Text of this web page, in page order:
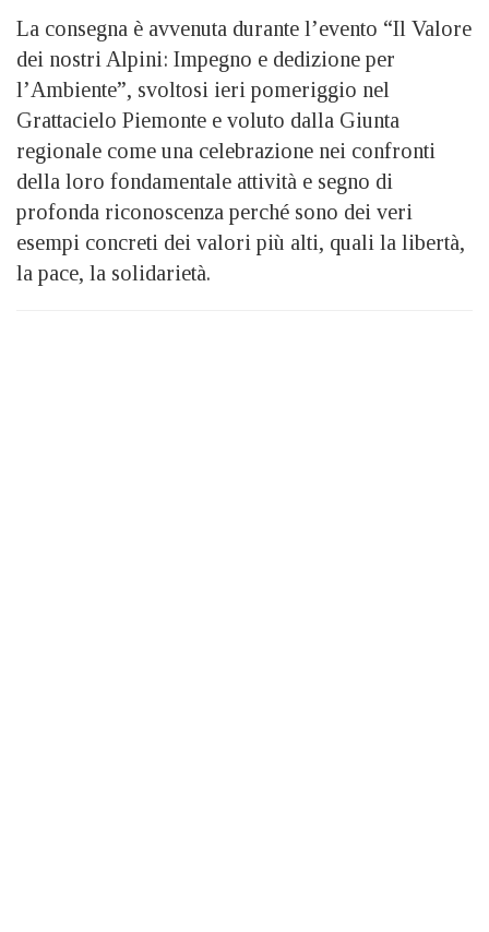
La consegna è avvenuta durante l’evento “Il Valore
dei nostri Alpini: Impegno e dedizione per
l’Ambiente”, svoltosi ieri pomeriggio nel
Grattacielo Piemonte e voluto dalla Giunta
regionale come una celebrazione nei confronti
della loro fondamentale attività e segno di
profonda riconoscenza perché sono dei veri
esempi concreti dei valori più alti, quali la libertà,
la pace, la solidarietà.